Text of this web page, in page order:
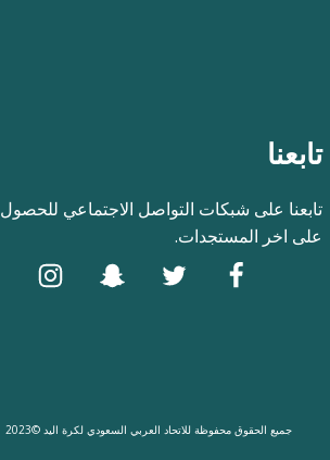
تابعنا
تابعنا على شبكات التواصل الاجتماعي للحصول
على اخر المستجدات.
جميع الحقوق محفوظة للاتحاد العربي السعودي لكرة اليد ©2023